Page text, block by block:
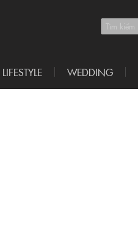
LIFESTYLE WEDDING